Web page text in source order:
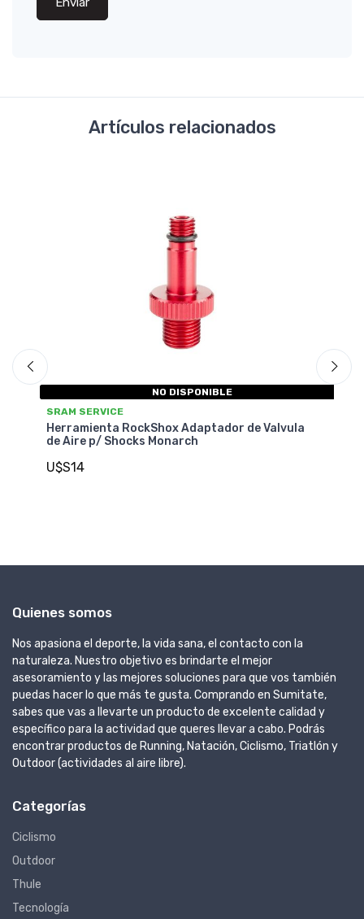
Artículos relacionados
NO DISPONIBLE
SRAM SERVICE
Herramienta RockShox Adaptador de Valvula
de Aire p/ Shocks Monarch
U$S14
Quienes somos
Nos apasiona el deporte, la vida sana, el contacto con la
naturaleza. Nuestro objetivo es brindarte el mejor
asesoramiento y las mejores soluciones para que vos también
puedas hacer lo que más te gusta. Comprando en Sumitate,
sabes que vas a llevarte un producto de excelente calidad y
específico para la actividad que queres llevar a cabo. Podrás
encontrar productos de Running, Natación, Ciclismo, Triatlón y
Outdoor (actividades al aire libre).
Categorías
Ciclismo
Outdoor
Thule
Tecnología